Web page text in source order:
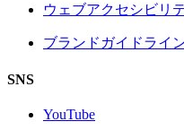
ウェブアクセシビリ
ブランドガイドライ
SNS
YouTube